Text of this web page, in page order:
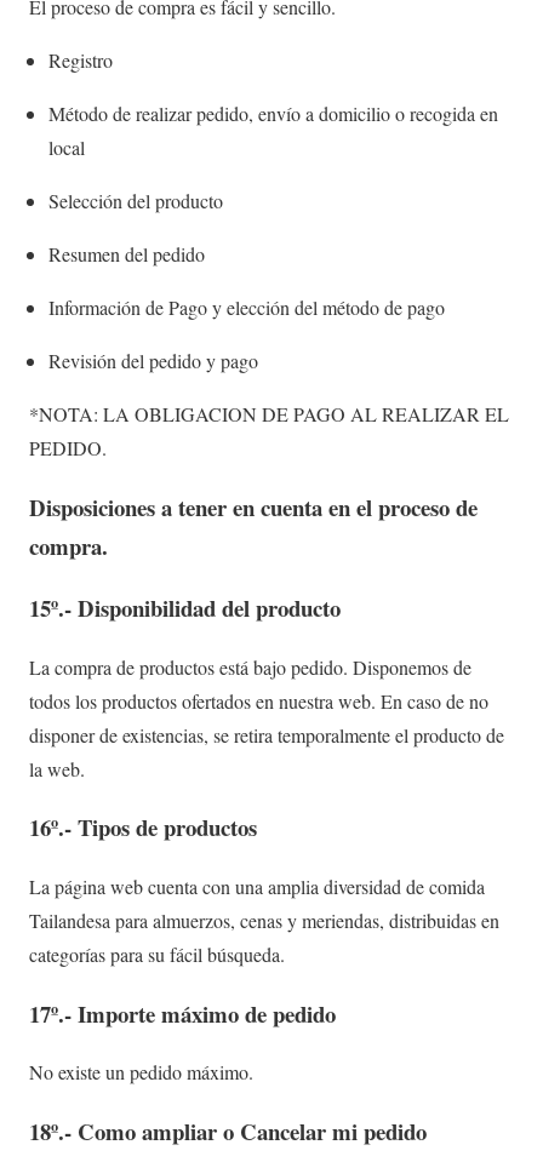
El proceso de compra es fácil y sencillo.
Registro
Método de realizar pedido, envío a domicilio o recogida en
local
Selección del producto
Resumen del pedido
Información de Pago y elección del método de pago
Revisión del pedido y pago
*NOTA: LA OBLIGACION DE PAGO AL REALIZAR EL
PEDIDO.
Disposiciones a tener en cuenta en el proceso de
compra.
15º.- Disponibilidad del producto
La compra de productos está bajo pedido. Disponemos de
todos los productos ofertados en nuestra web. En caso de no
disponer de existencias, se retira temporalmente el producto de
la web.
16º.- Tipos de productos
La página web cuenta con una amplia diversidad de comida
Tailandesa para almuerzos, cenas y meriendas, distribuidas en
categorías para su fácil búsqueda.
17º.- Importe máximo de pedido
No existe un pedido máximo.
18º.- Como ampliar o Cancelar mi pedido